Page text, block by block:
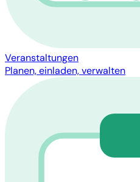
Veranstaltungen
Planen, einladen, verwalten